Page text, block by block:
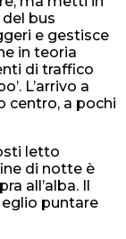
bus
e gestisce
in teoria
di traffico
L’arrivo a
centro, a pochi
letto
di notte è
all’alba. Il
puntare